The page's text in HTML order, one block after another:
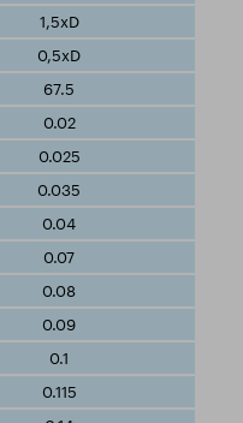
1,5xD
0,5xD
67.5
0.02
0.025
0.035
0.04
0.07
0.08
0.09
0.1
0.115